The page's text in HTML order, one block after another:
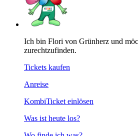
Ich bin Flori von Grünherz und
zurechtzufinden.
Tickets kaufen
Anreise
KombiTicket einlösen
Was ist heute los?